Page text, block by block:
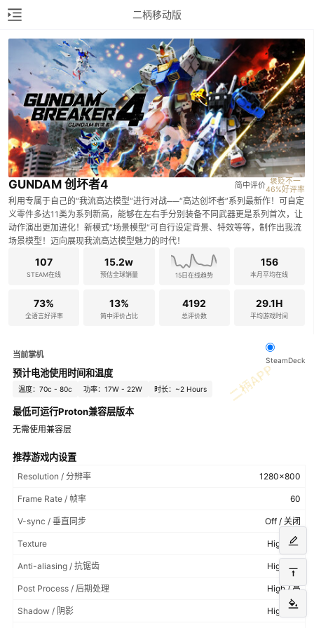
二柄移动版
GUNDAM 创坏者4 简中评价 褒贬不一
46%好评率
利用专属于自己的“我流高达模型“进行对战──“高达创坏者”系列最新作！可自定
义零件多达11类为系列新高，能够在左右手分别装备不同武器更是系列首次，让
动作演出更加进化！新模式“场景模型“可自行设定背景、特效等等，制作出我流
场景模型！迈向展现我流高达模型魅力的时代！
107
STEAM在线
15.2w
预估全球销量 15日在线趋势
156
本月平均在线
73%
全语言好评率
13%
简中评价占比
4192
总评价数
29.1H
平均游戏时间
当前掌机
SteamDeck
预计电池使用时间和温度
温度：70c - 80c 功率：17W - 22W 时长：~2 Hours
最低可运行Proton兼容层版本
无需使用兼容层
推荐游戏内设置
Resolution / 分辨率 1280x800
Frame Rate / 帧率 60
V-sync / 垂直同步 Off / 关闭
Texture High / 高
Anti-aliasing / 抗锯齿 High / 高
Post Process / 后期处理 High / 高
Shadow / 阴影 High / 高